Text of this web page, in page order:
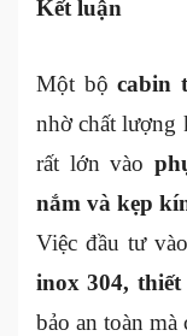
Kết luận
Một bộcabin
nhờ chất lượng
rất lớn vào
nắm và kẹp
Việc đầu tư
inox 304,
bảo an toàn